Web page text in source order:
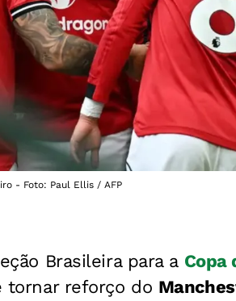
- Foto: Paul Ellis / AFP
Brasileira para a Copa
tornar reforço do